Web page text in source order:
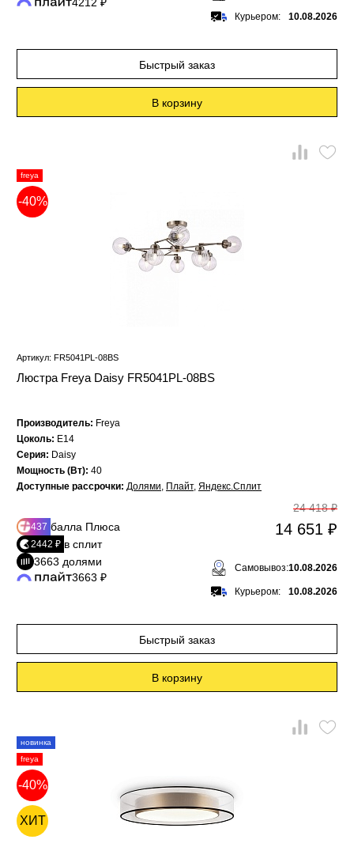
Курьером: 10.08.2026
Быстрый заказ
В корзину
freya
-40%
Артикул: FR5041PL-08BS
Люстра Freya Daisy FR5041PL-08BS
Производитель: Freya
Цоколь: E14
Серия: Daisy
Мощность (Вт): 40
Доступные рассрочки: Долями, Плайт, Яндекс.Сплит
437 балла Плюса
2442 ₽ в сплит
3663 долями
3663 ₽
24 418 ₽
14 651 ₽
Самовывоз:10.08.2026
Курьером: 10.08.2026
Быстрый заказ
В корзину
новинка
freya
-40%
ХИТ